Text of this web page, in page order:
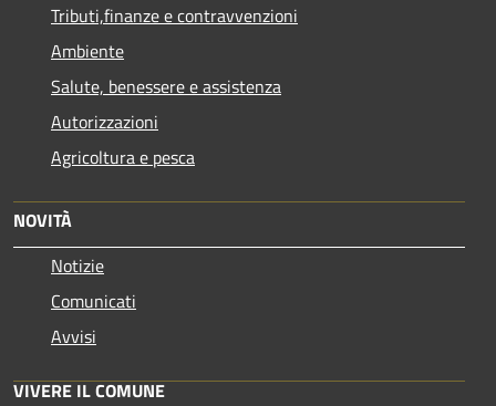
Tributi,finanze e contravvenzioni
Ambiente
Salute, benessere e assistenza
Autorizzazioni
Agricoltura e pesca
NOVITÀ
Notizie
Comunicati
Avvisi
VIVERE IL COMUNE